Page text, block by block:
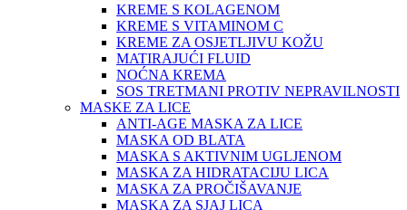
KREME S KOLAGENOM
KREME S VITAMINOM C
KREME ZA OSJETLJIVU KOŽU
MATIRAJUĆI FLUID
NOĆNA KREMA
SOS TRETMANI PROTIV NEPRAVILNOSTI
MASKE ZA LICE
ANTI-AGE MASKA ZA LICE
MASKA OD BLATA
MASKA S AKTIVNIM UGLJENOM
MASKA ZA HIDRATACIJU LICA
MASKA ZA PROČIŠAVANJE
MASKA ZA SJAJ LICA